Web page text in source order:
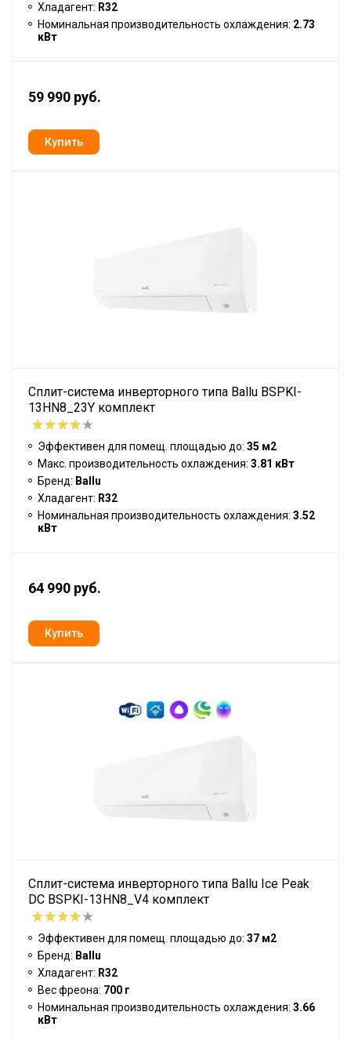
Хладагент: R32
Номинальная производительность охлаждения: 2.73
кВт
59 990 руб.
Сплит-система инверторного типа Ballu BSPKI-
13HN8_23Y комплект
Эффективен для помещ. площадью до: 35 м2
Макс. производительность охлаждения: 3.81 кВт
Бренд: Ballu
Хладагент: R32
Номинальная производительность охлаждения: 3.52
кВт
64 990 руб.
Сплит-система инверторного типа Ballu Ice Peak
DC BSPKI-13HN8_V4 комплект
Эффективен для помещ. площадью до: 37 м2
Бренд: Ballu
Хладагент: R32
Вес фреона: 700 г
Номинальная производительность охлаждения: 3.66
кВт